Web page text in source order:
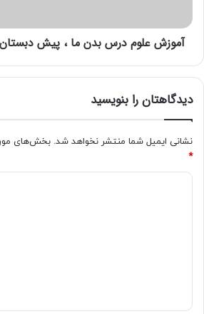
آموزش علوم درس بدن ما ، پیش
دیدگاهتان را بنویسید
نشانی ایمیل شما منتشر نخواهد شد. بخش‌های
*